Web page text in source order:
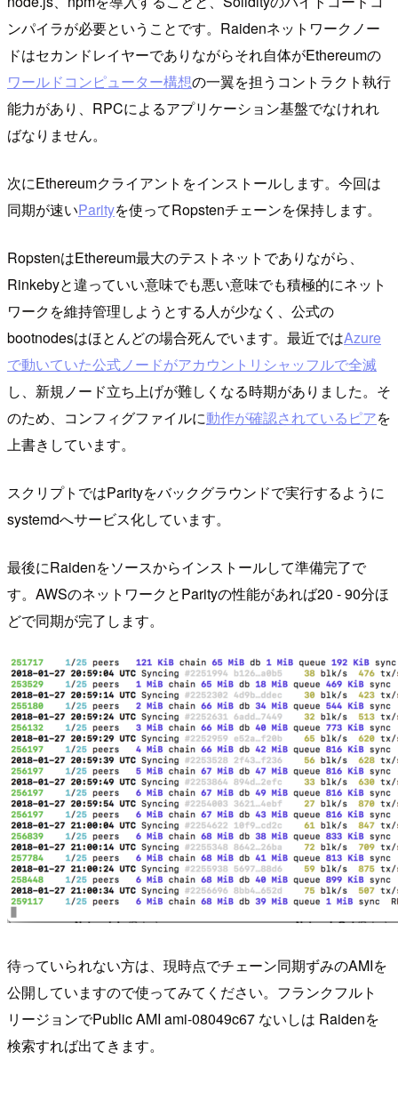
ンパイラが必要ということです。Raidenネットワークノー
ドはセカンドレイヤーでありながらそれ自体がEthereumの
ワールドコンピューター構想の一翼を担うコントラクト執行
能力があり、RPCによるアプリケーション基盤でなけれれ
ばなりません。
次にEthereumクライアントをインストールします。今回は
同期が速いParityを使ってRopstenチェーンを保持します。
RopstenはEthereum最大のテストネットでありながら、
Rinkebyと違っていい意味でも悪い意味でも積極的にネット
ワークを維持管理しようとする人が少なく、公式の
bootnodesはほとんどの場合死んでいます。最近ではAzure
で動いていた公式ノードがアカウントリシャッフルで全滅
し、新規ノード立ち上げが難しくなる時期がありました。そ
のため、コンフィグファイルに動作が確認されているピアを
上書きしています。
スクリプトではParityをバックグラウンドで実行するように
systemdへサービス化しています。
最後にRaidenをソースからインストールして準備完了で
す。AWSのネットワークとParityの性能があれば20 - 90分ほ
どで同期が完了します。
待っていられない方は、現時点でチェーン同期ずみのAMIを
公開していますので使ってみてください。フランクフルト
リージョンでPublic AMI ami-08049c67 ないしは Raidenを
検索すれば出てきます。